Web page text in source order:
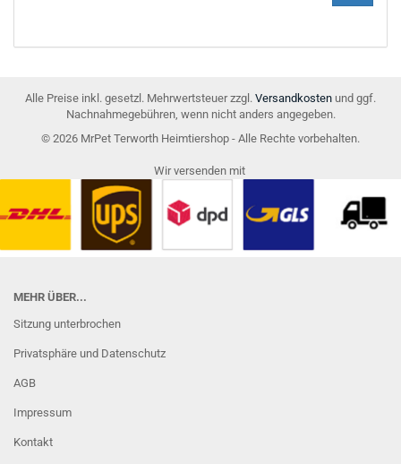
EIN.
Alle Preise inkl. gesetzl. Mehrwertsteuer zzgl. Versandkosten und ggf.
Nachnahmegebühren, wenn nicht anders angegeben.
© 2026 MrPet Terworth Heimtiershop - Alle Rechte vorbehalten.
Wir versenden mit
MEHR ÜBER...
Sitzung unterbrochen
Privatsphäre und Datenschutz
AGB
Impressum
Kontakt